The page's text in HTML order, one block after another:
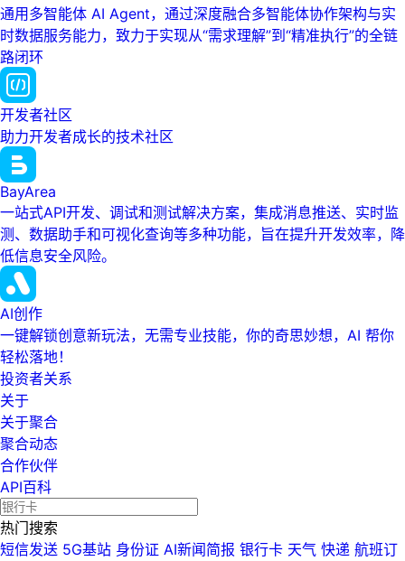
通用多智能体 AI Agent，通过深度融合多智能体协作架构与实
时数据服务能力，致力于实现从“需求理解”到“精准执行”的全链
路闭环
开发者社区
助力开发者成长的技术社区
BayArea
一站式API开发、调试和测试解决方案，集成消息推送、实时监
测、数据助手和可视化查询等多种功能，旨在提升开发效率，降
低信息安全风险。
AI创作
一键解锁创意新玩法，无需专业技能，你的奇思妙想，AI 帮你
轻松落地！
投资者关系
关于
关于聚合
聚合动态
合作伙伴
API百科
热门搜索
短信发送 5G基站 身份证 AI新闻简报 银行卡 天气 快递 航班订